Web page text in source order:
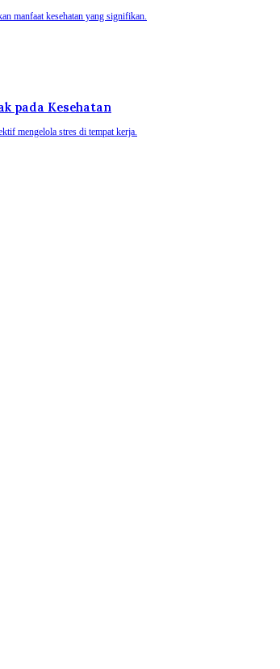
manfaat kesehatan yang signifikan.
pada Kesehatan
mengelola stres di tempat kerja.